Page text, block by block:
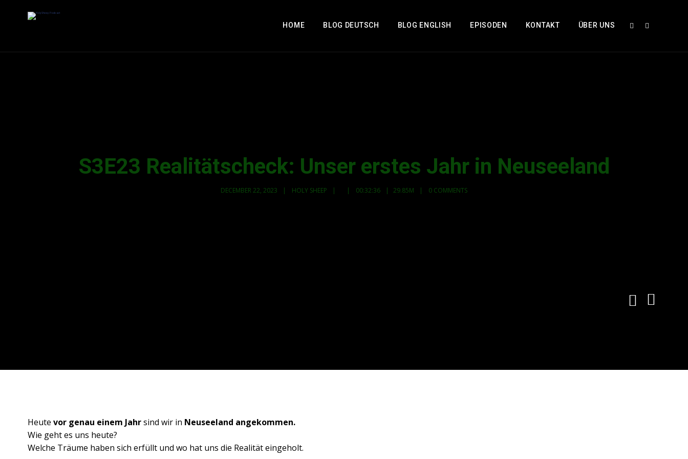
HOME BLOG DEUTSCH BLOG ENGLISH EPISODEN KONTAKT ÜBER UNS
S3E23 Realitätscheck: Unser erstes Jahr in Neuseeland
DECEMBER 22, 2023 HOLY SHEEP 00:32:36 29.85M 0 COMMENTS
Heute vor genau einem Jahrsind wir in Neuseeland angekommen.
Wie geht es uns heute?
Welche Träume haben sich erfüllt und wo hat uns die Realität eingeholt.